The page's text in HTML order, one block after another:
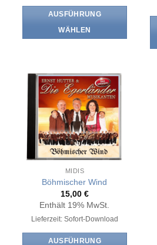
AUSFÜHRUNG
WÄHLEN
weist
mehrere
Varianten
auf.
Die
Optionen
können
auf
der
Produktseite
gewählt
werden
MIDIS
Böhmischer Wind
15,00 €
Enthält 19% MwSt.
Lieferzeit: Sofort-Download
AUSFÜHRUNG